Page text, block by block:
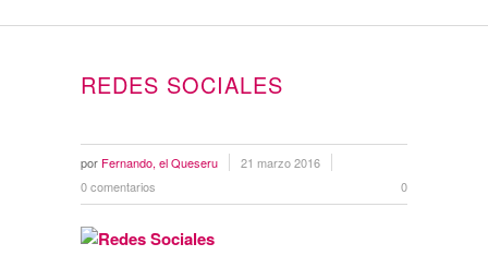
REDES SOCIALES
por Fernando, el Queseru
21 marzo 2016
0 comentarios
0